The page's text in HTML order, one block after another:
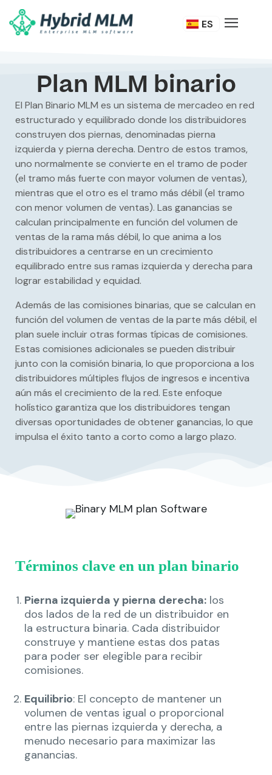
ES
IT
Plan MLM binario
El Plan Binario MLM es un sistema de mercadeo en red
estructurado y equilibrado donde los distribuidores
construyen dos piernas, denominadas pierna
izquierda y pierna derecha. Dentro de estos tramos,
uno normalmente se convierte en el tramo de poder
(el tramo más fuerte con mayor volumen de ventas),
mientras que el otro es el tramo más débil (el tramo
con menor volumen de ventas). Las ganancias se
calculan principalmente en función del volumen de
ventas de la rama más débil, lo que anima a los
distribuidores a centrarse en un crecimiento
equilibrado entre sus ramas izquierda y derecha para
lograr estabilidad y equidad.
Además de las comisiones binarias, que se calculan en
función del volumen de ventas de la parte más débil, el
plan suele incluir otras formas típicas de comisiones.
Estas comisiones adicionales se pueden distribuir
junto con la comisión binaria, lo que proporciona a los
distribuidores múltiples flujos de ingresos e incentiva
aún más el crecimiento de la red. Este enfoque
holístico garantiza que los distribuidores tengan
diversas oportunidades de obtener ganancias, lo que
impulsa el éxito tanto a corto como a largo plazo.
Términos clave en un plan binario
Pierna izquierda y pierna derecha: los
dos lados de la red de un distribuidor en
la estructura binaria. Cada distribuidor
construye y mantiene estas dos patas
para poder ser elegible para recibir
comisiones.
Equilibrio: El concepto de mantener un
volumen de ventas igual o proporcional
entre las piernas izquierda y derecha, a
menudo necesario para maximizar las
ganancias.